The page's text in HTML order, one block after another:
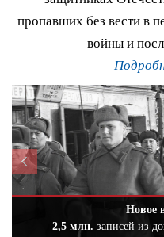
пропавших без вести в
войны и
Новое
2,5 млн. записей из